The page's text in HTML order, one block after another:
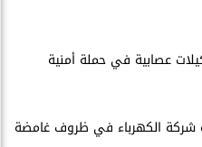
شركة الكهرباء في ظروف غامضة